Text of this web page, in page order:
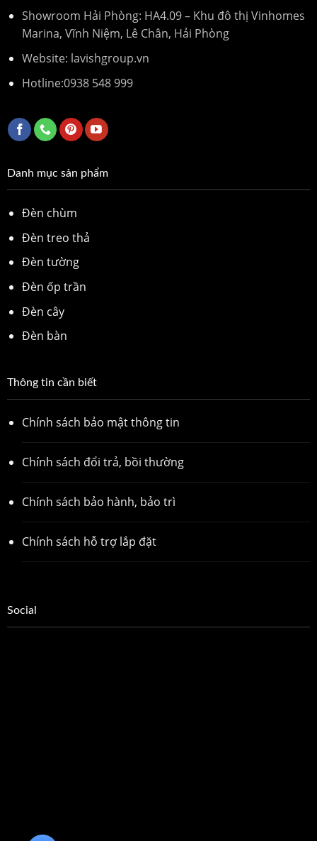
Showroom Hải Phòng: HA4.09 – Khu đô thị Vinhomes
Marina, Vĩnh Niệm, Lê Chân, Hải Phòng
Website: lavishgroup.vn
Hotline:0938 548 999
Danh mục sản phẩm
Đèn chùm
Đèn treo thả
Đèn tường
Đèn ốp trần
Đèn cây
Đèn bàn
Thông tin cần biết
Chính sách bảo mật thông tin
Chính sách đổi trả, bồi thường
Chính sách bảo hành, bảo trì
Chính sách hỗ trợ lắp đặt
Social